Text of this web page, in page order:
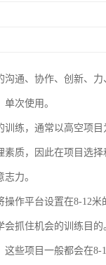
通、协作、创新、
次使用。
练，通常以高空项
素质，因此在项目选
力。
作平台设置在8-12
抓住机会的训练目
些项目一般都会在